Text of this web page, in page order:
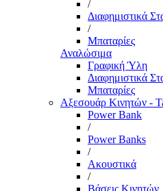
/
Διαφημιστικά
/
Μπαταρίες
Αναλώσιμα
Γραφική Ύλη
Διαφημιστικά
Μπαταρίες
Αξεσουάρ Κινητών -
Power Bank
/
Power Banks
/
Ακουστικά
/
Βάσεις Κινητών